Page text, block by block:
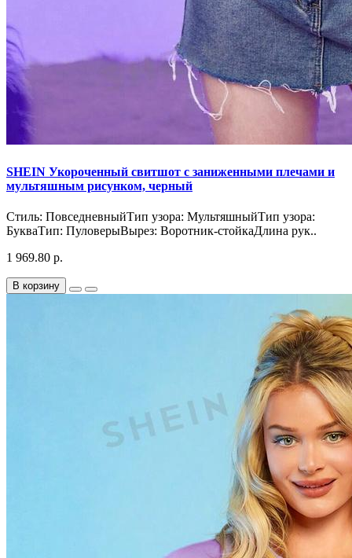
SHEIN Укороченный свитшот с заниженными плечами и
мультяшным рисунком, черный
Стиль: ПовседневныйТип узора: МультяшныйТип узора:
БукваТип: ПуловерыВырез: Воротник-стойкаДлина рук..
1 969.80 р.
В корзину